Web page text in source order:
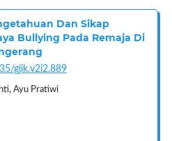
Dan Sikap
Bullying Pada Remaja Di
gjik.v2i2.889
Ayu Pratiwi